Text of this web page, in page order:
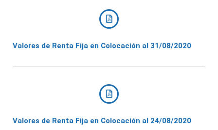
Valores de Renta Fija en Colocación al 31/08/2020
Valores de Renta Fija en Colocación al 24/08/2020